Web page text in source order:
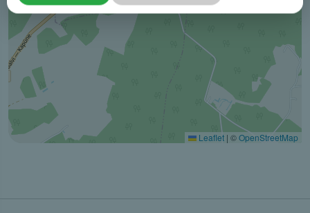
Leaflet | ©OpenStreetMap